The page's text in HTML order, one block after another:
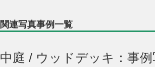
関連写真事例一覧
中庭 / ウッドデッキ：事